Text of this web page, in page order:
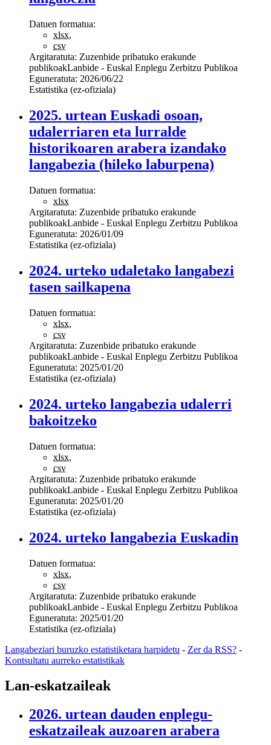
Datuen formatua:
xlsx,
csv
Argitaratuta: Zuzenbide pribatuko erakunde
publikoakLanbide - Euskal Enplegu Zerbitzu Publikoa
Eguneratuta: 2026/06/22
Estatistika (ez-ofiziala)
2025. urtean Euskadi osoan,
udalerriaren eta lurralde
historikoaren arabera izandako
langabezia (hileko laburpena)
Datuen formatua:
xlsx
Argitaratuta: Zuzenbide pribatuko erakunde
publikoakLanbide - Euskal Enplegu Zerbitzu Publikoa
Eguneratuta: 2026/01/09
Estatistika (ez-ofiziala)
2024. urteko udaletako langabezi
tasen sailkapena
Datuen formatua:
xlsx,
csv
Argitaratuta: Zuzenbide pribatuko erakunde
publikoakLanbide - Euskal Enplegu Zerbitzu Publikoa
Eguneratuta: 2025/01/20
Estatistika (ez-ofiziala)
2024. urteko langabezia udalerri
bakoitzeko
Datuen formatua:
xlsx,
csv
Argitaratuta: Zuzenbide pribatuko erakunde
publikoakLanbide - Euskal Enplegu Zerbitzu Publikoa
Eguneratuta: 2025/01/20
Estatistika (ez-ofiziala)
2024. urteko langabezia Euskadin
Datuen formatua:
xlsx,
csv
Argitaratuta: Zuzenbide pribatuko erakunde
publikoakLanbide - Euskal Enplegu Zerbitzu Publikoa
Eguneratuta: 2025/01/20
Estatistika (ez-ofiziala)
Langabeziari buruzko estatistiketara harpidetu - Zer da RSS? -
Kontsultatu aurreko estatistikak
Lan-eskatzaileak
2026. urtean dauden enplegu-
eskatzaileak auzoaren arabera